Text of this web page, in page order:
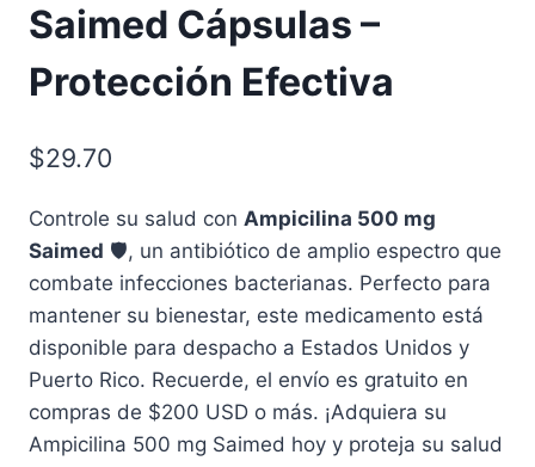
Saimed Cápsulas –
Protección Efectiva
$29.70
Controle su salud con Ampicilina 500 mg
Saimed 🛡️, un antibiótico de amplio espectro que
combate infecciones bacterianas. Perfecto para
mantener su bienestar, este medicamento está
disponible para despacho a Estados Unidos y
Puerto Rico. Recuerde, el envío es gratuito en
compras de $200 USD o más. ¡Adquiera su
Ampicilina 500 mg Saimed hoy y proteja su salud